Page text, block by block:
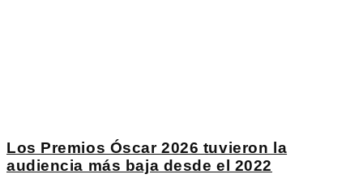
Los Premios Óscar 2026 tuvieron la
audiencia más baja desde el 2022